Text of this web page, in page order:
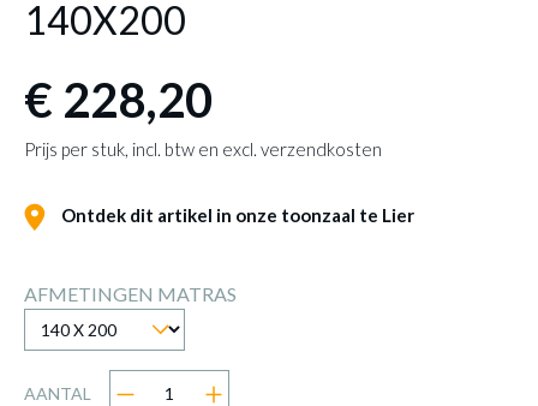
140X200
€ 228,20
Prijs per stuk, incl. btw en excl. verzendkosten
Ontdek dit artikel in onze toonzaal te Lier
AFMETINGEN MATRAS
AANTAL